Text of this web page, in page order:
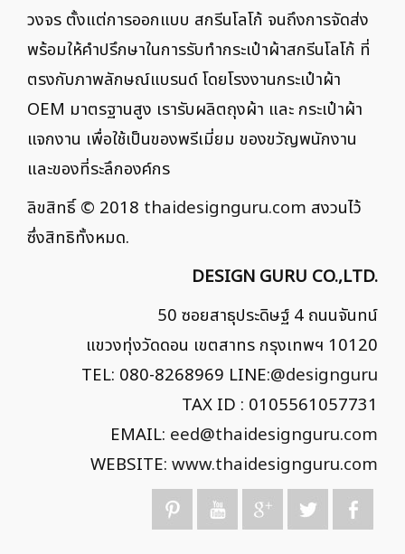
วงจร ตั้งแต่การออกแบบ สกรีนโลโก้ จนถึงการจัดส่ง
พร้อมให้คำปรึกษาในการรับทำกระเป๋าผ้าสกรีนโลโก้ ที่
ตรงกับภาพลักษณ์แบรนด์ โดยโรงงานกระเป๋าผ้า
OEM มาตรฐานสูง เรารับผลิตถุงผ้า และ กระเป๋าผ้า
แจกงาน เพื่อใช้เป็นของพรีเมี่ยม ของขวัญพนักงาน
และของที่ระลึกองค์กร
ลิขสิทธิ์ © 2018 thaidesignguru.com สงวนไว้
ซึ่งสิทธิทั้งหมด.
DESIGN GURU CO.,LTD.
50 ซอยสาธุประดิษฐ์ 4 ถนนจันทน์
แขวงทุ่งวัดดอน เขตสาทร กรุงเทพฯ 10120
TEL: 080-8268969 LINE:@designguru
TAX ID : 0105561057731
EMAIL: eed@thaidesignguru.com
WEBSITE: www.thaidesignguru.com